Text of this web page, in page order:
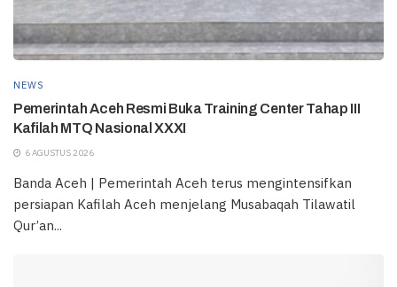
NEWS
Pemerintah Aceh Resmi Buka Training Center Tahap III
Kafilah MTQ Nasional XXXI
6 AGUSTUS 2026
Banda Aceh | Pemerintah Aceh terus mengintensifkan
persiapan Kafilah Aceh menjelang Musabaqah Tilawatil
Qur’an...